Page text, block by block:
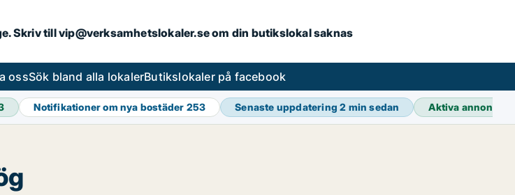
Skriv till vip@verksamhetslokaler.se om din butikslokal saknas
ossSök bland alla lokalerButikslokaler på facebook
Notifikationer om nya bostäder 253 Senaste uppdatering2 min sedan Aktiva annonser